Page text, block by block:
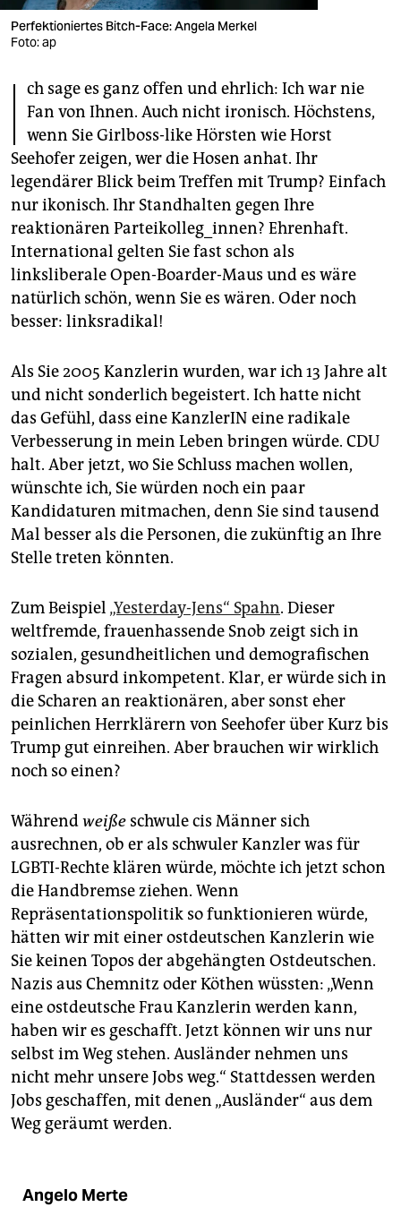
shop
unterstützen
abo
genossenschaft
epaper login
Perfektioniertes Bitch-Face: Angela Merkel
Foto: ap
I ch sage es ganz offen und ehrlich: Ich war nie
Fan von Ihnen. Auch nicht ironisch. Höchstens,
wenn Sie Girlboss-like Hörsten wie Horst
Seehofer zeigen, wer die Hosen anhat. Ihr
legendärer Blick beim Treffen mit Trump? Einfach
nur ikonisch. Ihr Standhalten gegen Ihre
reaktionären Parteikolleg_innen? Ehrenhaft.
International gelten Sie fast schon als
linksliberale Open-Boarder-Maus und es wäre
natürlich schön, wenn Sie es wären. Oder noch
besser: linksradikal!
Als Sie 2005 Kanzlerin wurden, war ich 13 Jahre alt
und nicht sonderlich begeistert. Ich hatte nicht
das Gefühl, dass eine KanzlerIN eine radikale
Verbesserung in mein Leben bringen würde. CDU
halt. Aber jetzt, wo Sie Schluss machen wollen,
wünschte ich, Sie würden noch ein paar
Kandidaturen mitmachen, denn Sie sind tausend
Mal besser als die Personen, die zukünftig an Ihre
Stelle treten könnten.
Zum Beispiel „Yesterday-Jens“ Spahn. Dieser
weltfremde, frauenhassende Snob zeigt sich in
sozialen, gesundheitlichen und demografischen
Fragen absurd inkompetent. Klar, er würde sich in
die Scharen an reaktionären, aber sonst eher
peinlichen Herrklärern von Seehofer über Kurz bis
Trump gut einreihen. Aber brauchen wir wirklich
noch so einen?
Währendweiße schwule cis Männer sich
ausrechnen, ob er als schwuler Kanzler was für
LGBTI-Rechte klären würde, möchte ich jetzt schon
die Handbremse ziehen. Wenn
Repräsentationspolitik so funktionieren würde,
hätten wir mit einer ostdeutschen Kanzlerin wie
Sie keinen Topos der abgehängten Ostdeutschen.
Nazis aus Chemnitz oder Köthen wüssten: „Wenn
eine ostdeutsche Frau Kanzlerin werden kann,
haben wir es geschafft. Jetzt können wir uns nur
selbst im Weg stehen. Ausländer nehmen uns
nicht mehr unsere Jobs weg.“ Stattdessen werden
Jobs geschaffen, mit denen „Ausländer“ aus dem
Weg geräumt werden.
Angelo Merte